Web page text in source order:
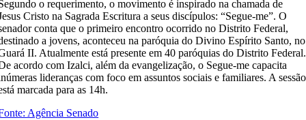
o requerimento, o movimento é inspirado na chamada de
Cristo na Sagrada Escritura a seus discípulos: “Segue-me”. O
conta que o primeiro encontro ocorrido no Distrito Federal,
a jovens, aconteceu na paróquia do Divino Espírito Santo, no
II. Atualmente está presente em 40 paróquias do Distrito Federal.
acordo com Izalci, além da evangelização, o Segue-me capacita
lideranças com foco em assuntos sociais e familiares. A sessão
marcada para as 14h.
Agência Senado